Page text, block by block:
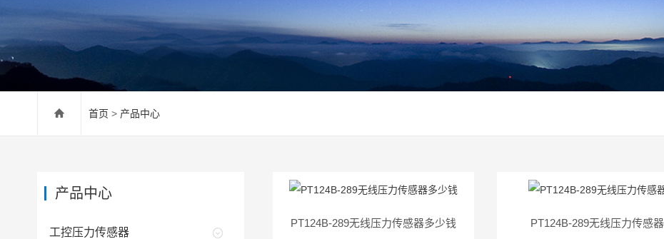
首页 > 产品中心
产品中心
工控压力传感器
PT124B-289无线压力传感器多少钱 PT124B-289无线压力传感器